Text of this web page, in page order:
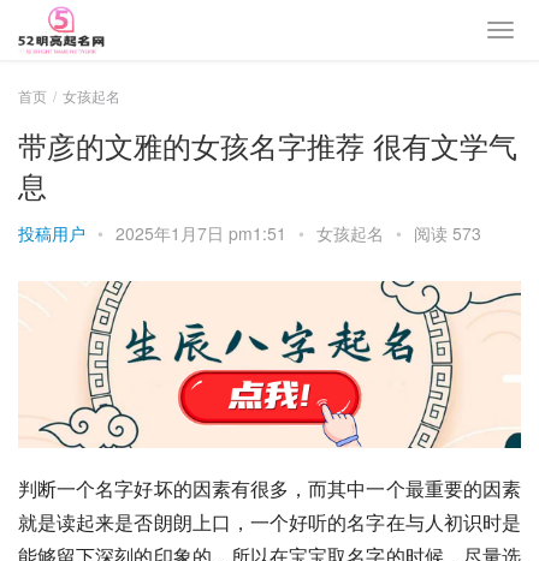
首页 女孩起名
带彦的文雅的女孩名字推荐 很有文学气
息
投稿用户 • 2025年1月7日 pm1:51 • 女孩起名 • 阅读 573
判断一个名字好坏的因素有很多，而其中一个最重要的因素
就是读起来是否朗朗上口，一个好听的名字在与人初识时是